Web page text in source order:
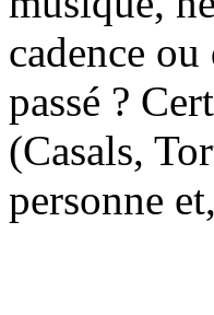
cadence
passé ?
(Casals,
personne